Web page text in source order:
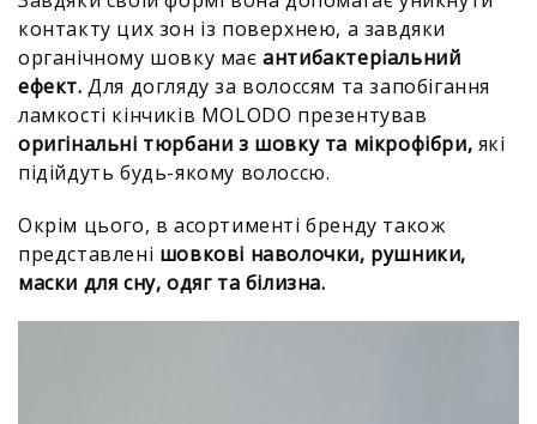
контакту цих зон із поверхнею, а завдяки
органічному шовку маєантибактеріальний
ефект. Для догляду за волоссям та запобігання
ламкості кінчиків MOLODO презентував
оригінальні тюрбани з шовку та мікрофібри, які
підійдуть будь-якому волоссю.
Окрім цього, в асортименті бренду також
представлені шовкові наволочки, рушники,
маски для сну, одяг та білизна.